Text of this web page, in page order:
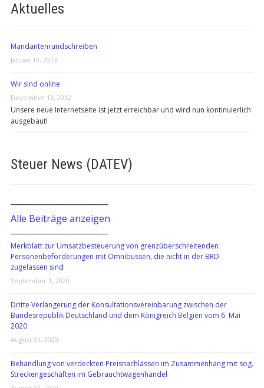
Aktuelles
Mandantenrundschreiben
Januar 10, 2013
Wir sind online
Dezember 13, 2012
Unsere neue Internetseite ist jetzt erreichbar und wird nun kontinuierlich
ausgebaut!
Steuer News (DATEV)
───────────────
Alle Beiträge anzeigen
───────────────
Merkblatt zur Umsatzbesteuerung von grenzüberschreitenden
Personenbeförderungen mit Omnibussen, die nicht in der BRD
zugelassen sind
September 1, 2020
Dritte Verlängerung der Konsultationsvereinbarung zwischen der
Bundesrepublik Deutschland und dem Königreich Belgien vom 6. Mai
2020
August 31, 2020
Behandlung von verdeckten Preisnachlässen im Zusammenhang mit sog.
Streckengeschäften im Gebrauchtwagenhandel